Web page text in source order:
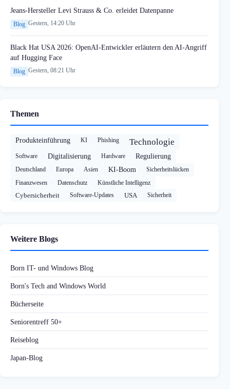
Jeans-Hersteller Levi Strauss & Co. erleidet Datenpanne
Blog Gestern, 14:20 Uhr
Black Hat USA 2026: OpenAI-Entwickler erläutern den AI-Angriff
auf Hugging Face
Blog Gestern, 08:21 Uhr
Themen
Produkteinführung KI Phishing Technologie
Software Digitalisierung Hardware Regulierung
Deutschland Europa Asien KI-Boom
Sicherheitslücken
Finanzwesen
Datenschutz Künstliche Intelligenz
Cybersicherheit Software-Updates USA Sicherheit
Weitere Blogs
Born IT- und Windows Blog
Born's Tech and Windows World
Bücherseite
Seniorentreff 50+
Reiseblog
Japan-Blog